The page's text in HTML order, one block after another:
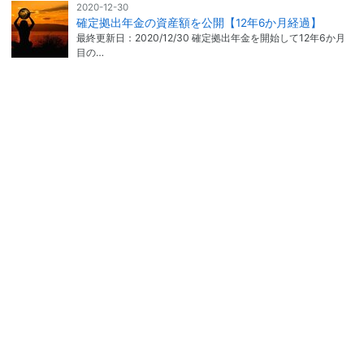
2020-12-30
確定拠出年金の資産額を公開【12年6か月経過】
最終更新日：2020/12/30 確定拠出年金を開始して12年6か月
目の…